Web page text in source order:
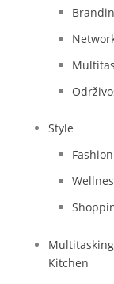
Style
Fashion
Multitasking
Kitchen